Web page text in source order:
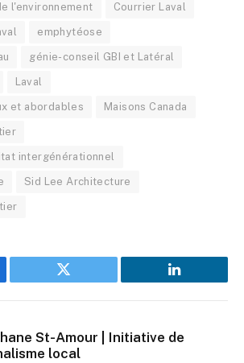
l'environnement Courrier Laval
emphytéose
génie-conseil GBI et Latéral
Laval
et abordables Maisons Canada
intergénérationnel
Sid Lee Architecture
Twitter LinkedIn
St-Amour | Initiative de
local